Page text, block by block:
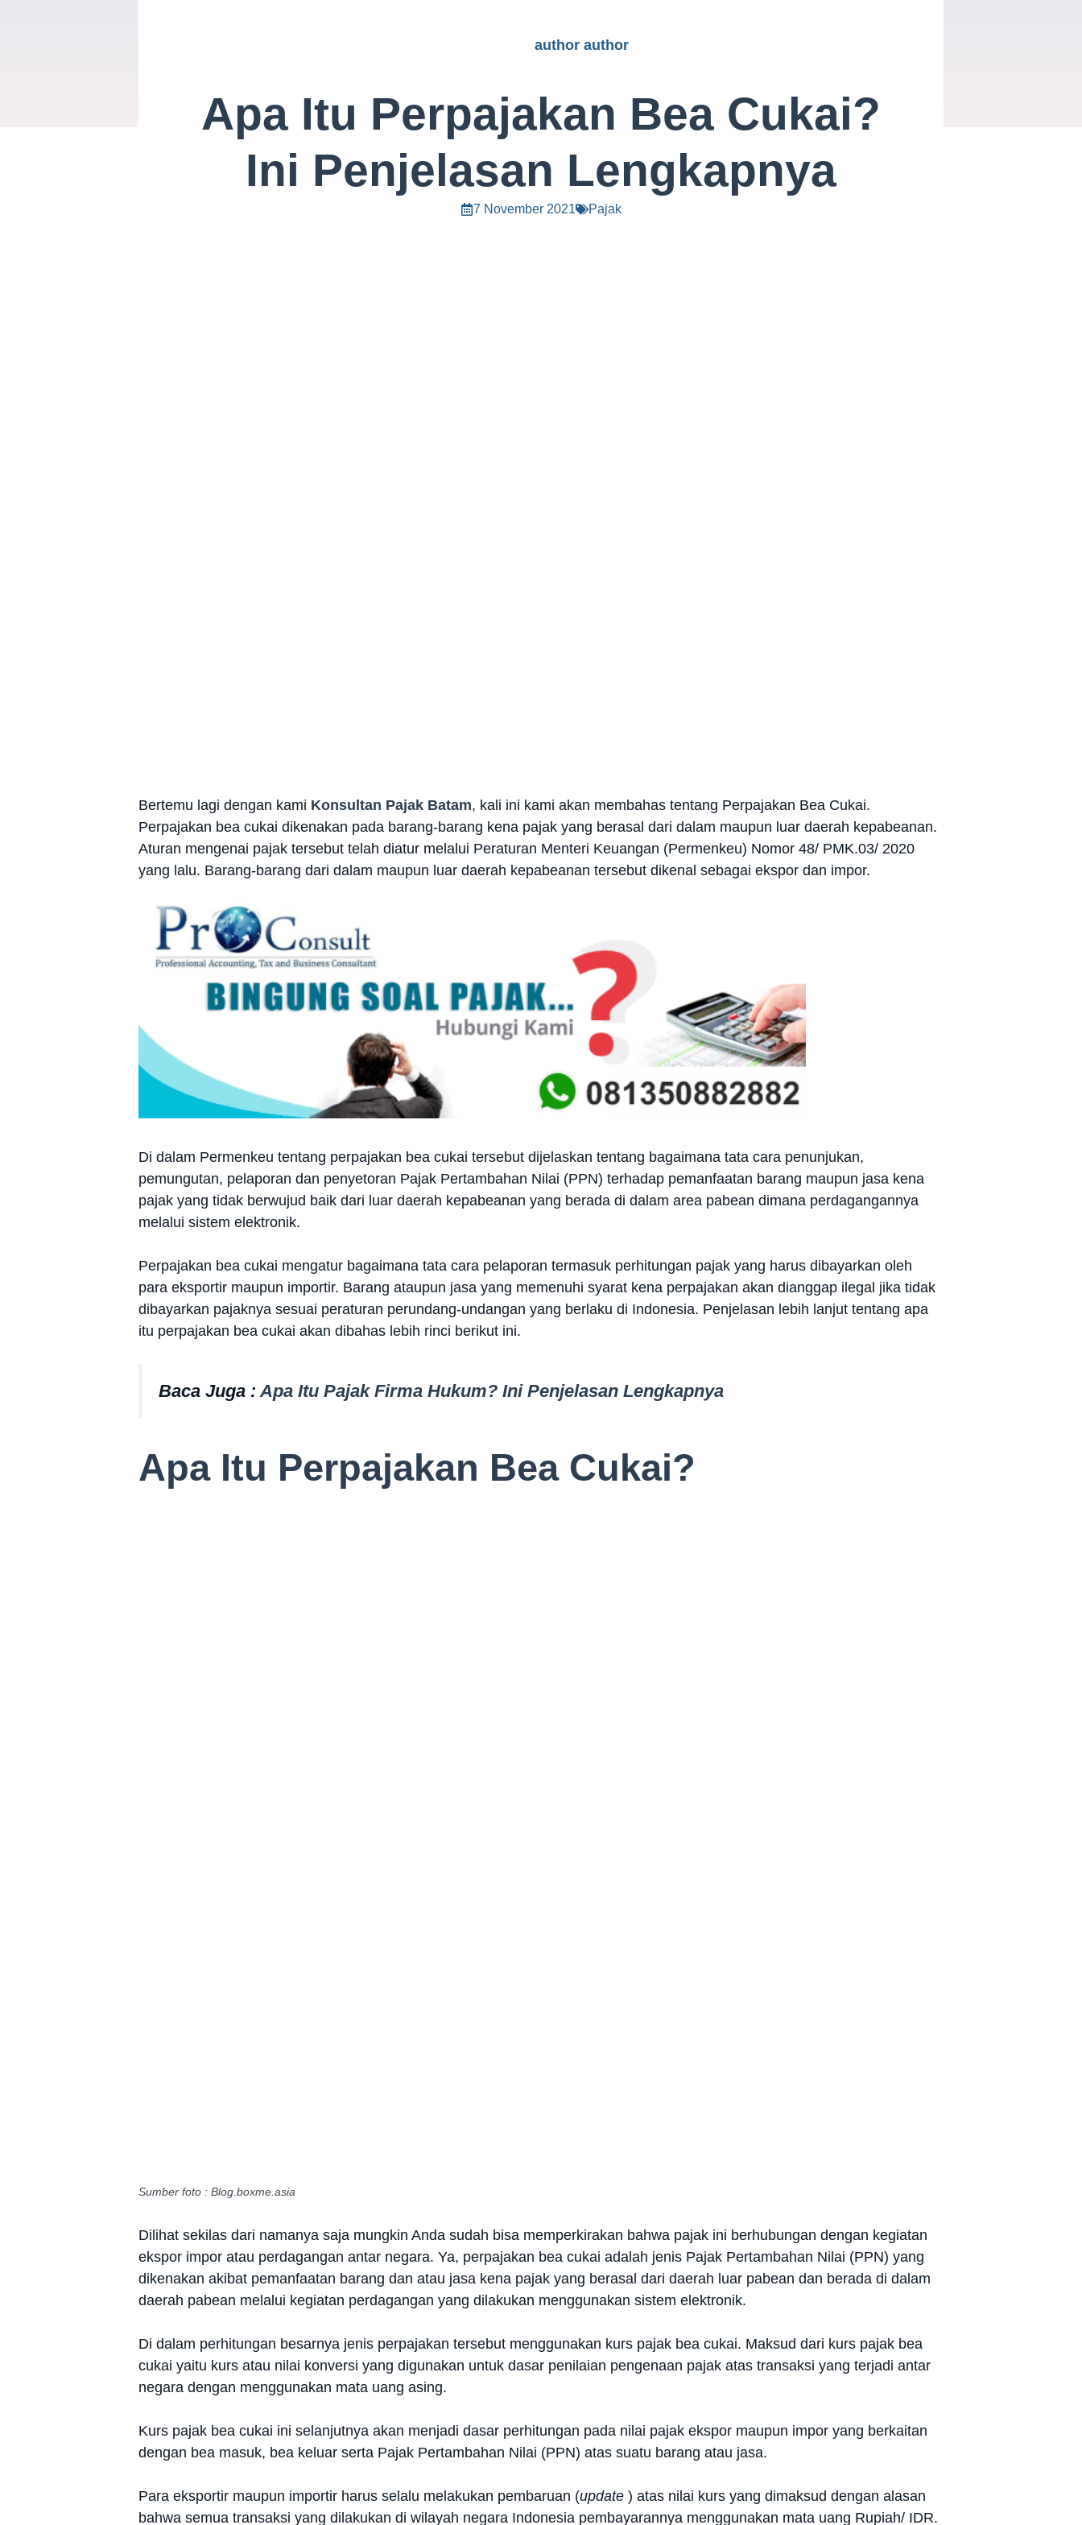
author author
Apa Itu Perpajakan Bea Cukai?
Ini Penjelasan Lengkapnya
7 November 2021 Pajak
Bertemu lagi dengan kami Konsultan Pajak Batam, kali ini kami akan membahas tentang Perpajakan Bea Cukai.
Perpajakan bea cukai dikenakan pada barang-barang kena pajak yang berasal dari dalam maupun luar daerah kepabeanan.
Aturan mengenai pajak tersebut telah diatur melalui Peraturan Menteri Keuangan (Permenkeu) Nomor 48/ PMK.03/ 2020
yang lalu. Barang-barang dari dalam maupun luar daerah kepabeanan tersebut dikenal sebagai ekspor dan impor.
Di dalam Permenkeu tentang perpajakan bea cukai tersebut dijelaskan tentang bagaimana tata cara penunjukan,
pemungutan, pelaporan dan penyetoran Pajak Pertambahan Nilai (PPN) terhadap pemanfaatan barang maupun jasa kena
pajak yang tidak berwujud baik dari luar daerah kepabeanan yang berada di dalam area pabean dimana perdagangannya
melalui sistem elektronik.
Perpajakan bea cukai mengatur bagaimana tata cara pelaporan termasuk perhitungan pajak yang harus dibayarkan oleh
para eksportir maupun importir. Barang ataupun jasa yang memenuhi syarat kena perpajakan akan dianggap ilegal jika tidak
dibayarkan pajaknya sesuai peraturan perundang-undangan yang berlaku di Indonesia. Penjelasan lebih lanjut tentang apa
itu perpajakan bea cukai akan dibahas lebih rinci berikut ini.
Baca Juga :Apa Itu Pajak Firma Hukum? Ini Penjelasan Lengkapnya
Apa Itu Perpajakan Bea Cukai?
Sumber foto : Blog.boxme.asia
Dilihat sekilas dari namanya saja mungkin Anda sudah bisa memperkirakan bahwa pajak ini berhubungan dengan kegiatan
ekspor impor atau perdagangan antar negara. Ya, perpajakan bea cukai adalah jenis Pajak Pertambahan Nilai (PPN) yang
dikenakan akibat pemanfaatan barang dan atau jasa kena pajak yang berasal dari daerah luar pabean dan berada di dalam
daerah pabean melalui kegiatan perdagangan yang dilakukan menggunakan sistem elektronik.
Di dalam perhitungan besarnya jenis perpajakan tersebut menggunakan kurs pajak bea cukai. Maksud dari kurs pajak bea
cukai yaitu kurs atau nilai konversi yang digunakan untuk dasar penilaian pengenaan pajak atas transaksi yang terjadi antar
negara dengan menggunakan mata uang asing.
Kurs pajak bea cukai ini selanjutnya akan menjadi dasar perhitungan pada nilai pajak ekspor maupun impor yang berkaitan
dengan bea masuk, bea keluar serta Pajak Pertambahan Nilai (PPN) atas suatu barang atau jasa.
Para eksportir maupun importir harus selalu melakukan pembaruan (update ) atas nilai kurs yang dimaksud dengan alasan
bahwa semua transaksi yang dilakukan di wilayah negara Indonesia pembayarannya menggunakan mata uang Rupiah/ IDR.